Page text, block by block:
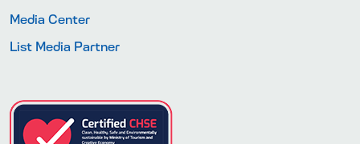
Media Center
List Media Partner